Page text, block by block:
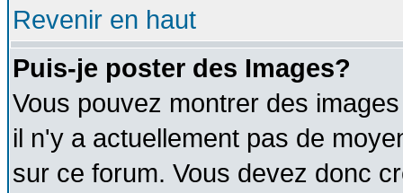
Revenir en haut
Puis-je poster des Images?
Vous pouvez montrer des
il n'y a actuellement pas de
sur ce forum. Vous devez donc